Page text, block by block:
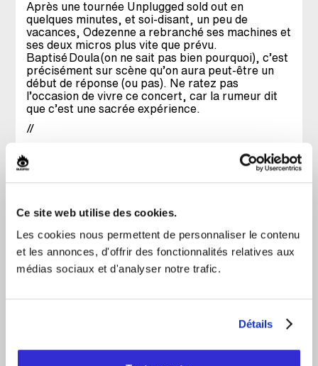
Ce site web utilise des cookies.
Les cookies nous permettent de personnaliser le contenu
et les annonces, d'offrir des fonctionnalités relatives aux
médias sociaux et d'analyser notre trafic.
Détails
Après une tournée Unplugged sold out en
quelques minutes, et soi-disant, un peu de
vacances, Odezenne a rebranché ses machines et
ses deux micros plus vite que prévu.
Baptisé Doula (on ne sait pas bien pourquoi), c’est
précisément sur scène qu’on aura peut-être un
début de réponse (ou pas). Ne ratez pas
l’occasion de vivre ce concert, car la rumeur dit
que c’est une sacrée expérience.
//
Réunis pour briser l'isolement
Assister à un spectacle a un effet sur la vie d'une
0,50$ par billet vendu à des organismes locaux
qui oeuvrent pour briser l'isolement
FACEBOOK